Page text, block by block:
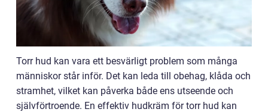
Torr hud kan vara ett besvärligt problem som många
människor står inför. Det kan leda till obehag, klåda och
stramhet, vilket kan påverka både ens utseende och
självförtroende. En effektiv hudkräm för torr hud kan